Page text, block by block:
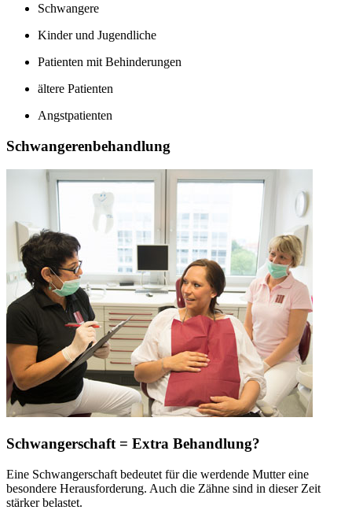
Schwangere
Kinder und Jugendliche
Patienten mit Behinderungen
ältere Patienten
Angstpatienten
Schwangerenbehandlung
Schwangerschaft = Extra Behandlung?
Eine Schwangerschaft bedeutet für die werdende Mutter eine
besondere Herausforderung. Auch die Zähne sind in dieser Zeit
stärker belastet.